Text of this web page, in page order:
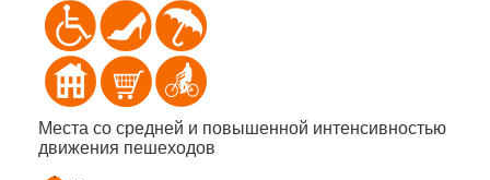
Места со средней и повышенной интенсивностью
движения пешеходов